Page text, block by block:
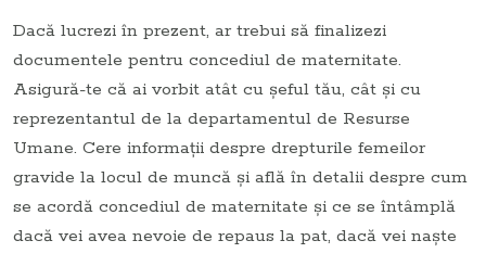
Dacă lucrezi în prezent, ar trebui să finalizezi
documentele pentru concediul de maternitate.
Asigură-te că ai vorbit atât cu şeful tău, cât şi cu
reprezentantul de la departamentul de Resurse
Umane. Cere informaţii despre drepturile femeilor
gravide la locul de muncă şi află în detalii despre cum
se acordă concediul de maternitate şi ce se întâmplă
dacă vei avea nevoie de repaus la pat, dacă vei naşte